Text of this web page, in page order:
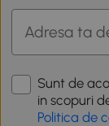
Sunt de
in scopuri
Politica de